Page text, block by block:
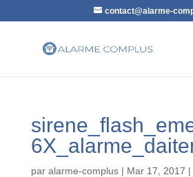
contact@alarme-
par alarme-complus| Mar 17, 2017 |